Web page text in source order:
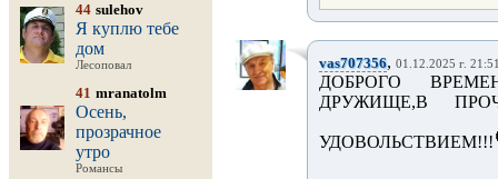
44 sulehov
Я куплю тебе
дом
Лесоповал
41 mranatolm
Осень,
прозрачное
утро
Романсы
vas707356, 01.12.2025 г.
ДОБРОГО
ДРУЖИЩЕ,В
УДОВОЛЬСТВИЕМ!!!